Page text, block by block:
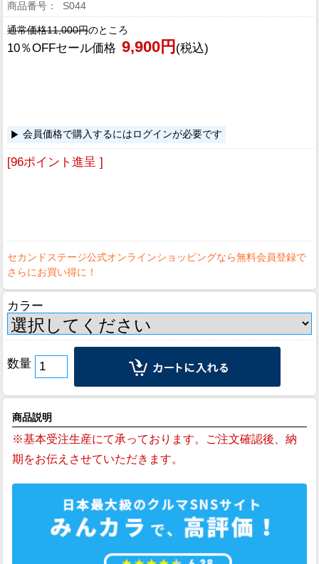
S044
通常価格11,000円のところ
10％OFFセール価格 9,900円 (税込)
会員価格で購入するにはログインが必要です
[96ポイント進呈 ]
カラー
数量
商品説明
※基本受注生産にて承っております。ご注文確認後、納
期をお伝えさせていただきます。